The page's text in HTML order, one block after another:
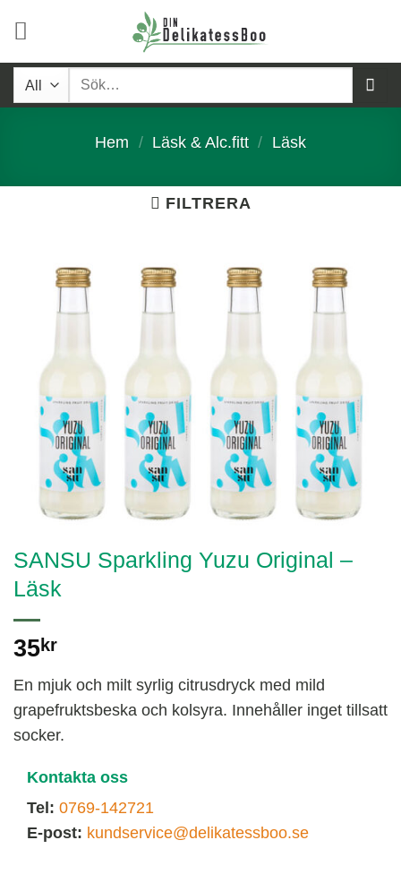
content
Sök
Hem / Läsk & Alc.fitt / Läsk
FILTRERA
SANSU Sparkling Yuzu Original –
Läsk
35kr
En mjuk och milt syrlig citrusdryck med mild
grapefruktsbeska och kolsyra. Innehåller inget tillsatt
socker.
Kontakta oss
Tel: 0769-142721
E-post: kundservice@delikatessboo.se